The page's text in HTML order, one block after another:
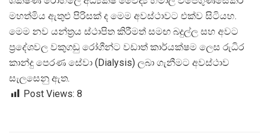
මහත්මිය ඇතුළු පිරිසක් ද මෙම අවස්ථාවට එක්ව සිටියහ.
මෙම නව යන්ත්රය ස්ථාපිත කිරීමත් සමඟ බදුල්ල සහ අවට
ප්රදේශවල වකුගඩු රෝගීන්ට වඩාත් කාර්යක්ෂම ලෙස රුධිර
කාන්දු පෙරණ සේවා (Dialysis) ලබා ගැනීමට අවස්ථාව
සැලසෙනු ඇත.
Post Views: 8